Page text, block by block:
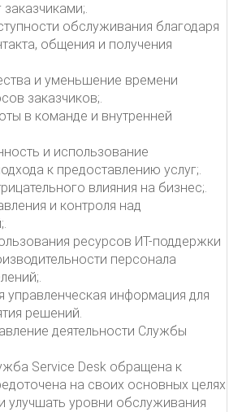
заказчиками;.
обслуживания благодаря
общения и получения
и уменьшение времени
заказчиков;.
в команде и внутренней
и использование
к предоставлению услуг;.
влияния на бизнес;.
и контроля над
ресурсов ИТ-поддержки
персонала
управленческая информация для
решений.
деятельности Службы
Service Desk обращена к
на своих основных целях
улучшать уровни обслуживания